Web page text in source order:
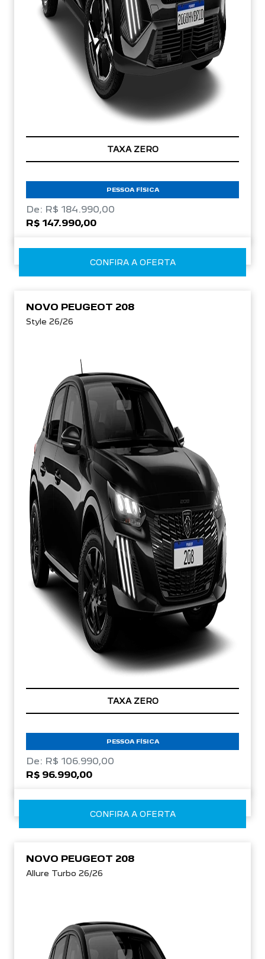
TAXA ZERO
PESSOA FÍSICA
De: R$ 184.990,00
R$ 147.990,00
CONFIRA A OFERTA
NOVO PEUGEOT 208
Style 26/26
TAXA ZERO
PESSOA FÍSICA
De: R$ 106.990,00
R$ 96.990,00
CONFIRA A OFERTA
NOVO PEUGEOT 208
Allure Turbo 26/26